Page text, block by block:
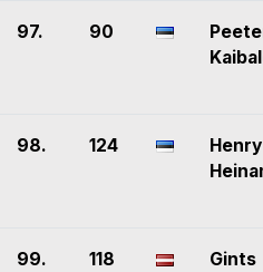
97. 90
98. 124
Henry
99. 118
Gints